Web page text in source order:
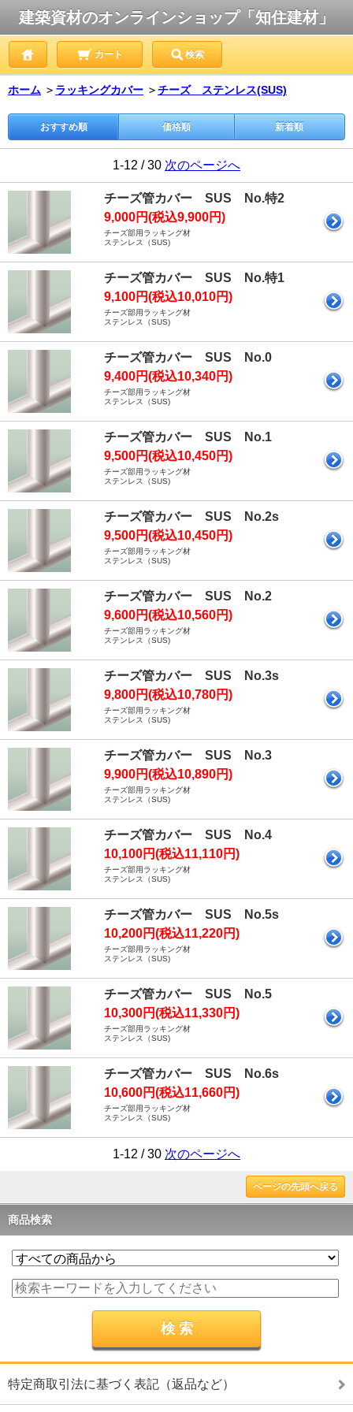
建築資材のオンラインショップ「知住建材」
カート 検索
ホーム ＞ ラッキングカバー ＞チーズ ステンレス(SUS)
おすすめ順 価格順 新着順
1-12 / 30 次のページへ
チーズ管カバー SUS No.特2
9,000円(税込9,900円)
チーズ部用ラッキング材
ステンレス（SUS)
チーズ管カバー SUS No.特1
9,100円(税込10,010円)
チーズ部用ラッキング材
ステンレス（SUS)
チーズ管カバー SUS No.0
9,400円(税込10,340円)
チーズ部用ラッキング材
ステンレス（SUS)
チーズ管カバー SUS No.1
9,500円(税込10,450円)
チーズ部用ラッキング材
ステンレス（SUS)
チーズ管カバー SUS No.2s
9,500円(税込10,450円)
チーズ部用ラッキング材
ステンレス（SUS)
チーズ管カバー SUS No.2
9,600円(税込10,560円)
チーズ部用ラッキング材
ステンレス（SUS)
チーズ管カバー SUS No.3s
9,800円(税込10,780円)
チーズ部用ラッキング材
ステンレス（SUS)
チーズ管カバー SUS No.3
9,900円(税込10,890円)
チーズ部用ラッキング材
ステンレス（SUS)
チーズ管カバー SUS No.4
10,100円(税込11,110円)
チーズ部用ラッキング材
ステンレス（SUS)
チーズ管カバー SUS No.5s
10,200円(税込11,220円)
チーズ部用ラッキング材
ステンレス（SUS)
チーズ管カバー SUS No.5
10,300円(税込11,330円)
チーズ部用ラッキング材
ステンレス（SUS)
チーズ管カバー SUS No.6s
10,600円(税込11,660円)
チーズ部用ラッキング材
ステンレス（SUS)
1-12 / 30 次のページへ
ページの先頭へ戻る
商品検索
特定商取引法に基づく表記（返品など）